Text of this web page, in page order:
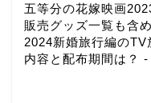
五等分の花嫁映画
販売グッズ一覧も含
2024新婚旅行編の
内容と配布期間は？